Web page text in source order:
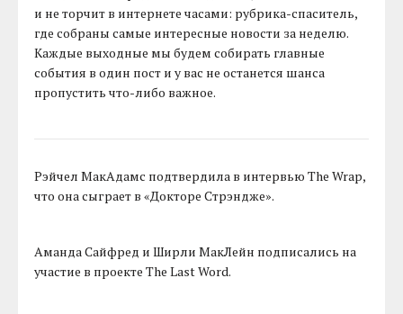
и не торчит в интернете часами: рубрика-спаситель,
где собраны самые интересные новости за неделю.
Каждые выходные мы будем собирать главные
события в один пост и у вас не останется шанса
пропустить что-либо важное.
Рэйчел МакАдамс подтвердила в интервью The Wrap,
что она сыграет в «Докторе Стрэндже».
Аманда Сайфред и Ширли МакЛейн подписались на
участие в проекте The Last Word.